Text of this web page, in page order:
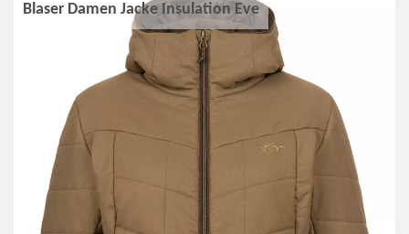
Blaser Damen Jacke Insulation Eve